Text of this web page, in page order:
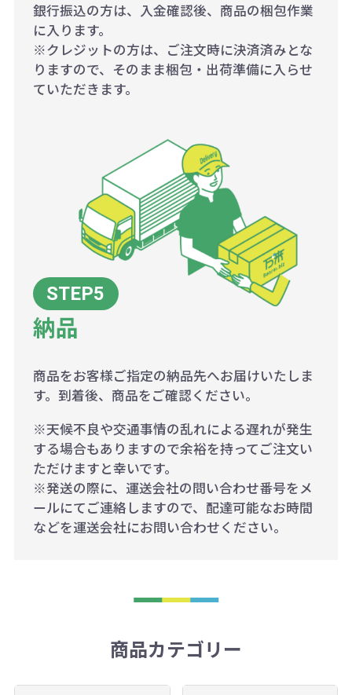
銀行振込の方は、入金確認後、商品の梱包作業
に入ります。
※クレジットの方は、ご注文時に決済済みとな
りますので、そのまま梱包・出荷準備に入らせ
ていただきます。
納品
商品をお客様ご指定の納品先へお届けいたしま
す。到着後、商品をご確認ください。
※天候不良や交通事情の乱れによる遅れが発生
する場合もありますので余裕を持ってご注文い
ただけますと幸いです。
※発送の際に、運送会社の問い合わせ番号をメ
ールにてご連絡しますので、配達可能なお時間
などを運送会社にお問い合わせください。
商品カテゴリー